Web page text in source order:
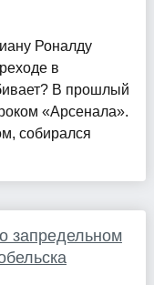
Роналду
в
В прошлый
«Арсенала».
собирался
запредельном